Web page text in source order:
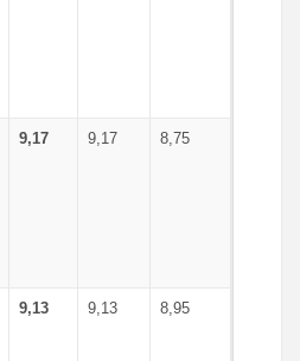
9,17 9,17 8,75
9,13 9,13 8,95